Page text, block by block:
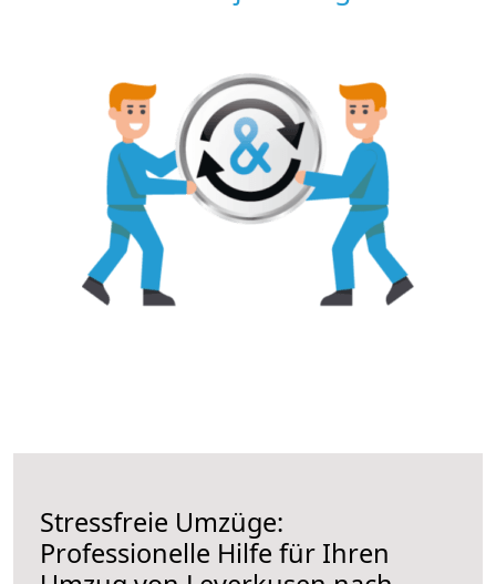
Stressfreie Umzüge:
Professionelle Hilfe für Ihren